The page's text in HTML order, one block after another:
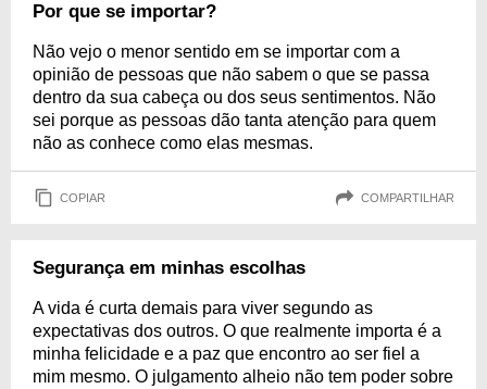
Por que se importar?
Não vejo o menor sentido em se importar com a
opinião de pessoas que não sabem o que se passa
dentro da sua cabeça ou dos seus sentimentos. Não
sei porque as pessoas dão tanta atenção para quem
não as conhece como elas mesmas.
COPIAR COMPARTILHAR
Segurança em minhas escolhas
A vida é curta demais para viver segundo as
expectativas dos outros. O que realmente importa é a
minha felicidade e a paz que encontro ao ser fiel a
mim mesmo. O julgamento alheio não tem poder sobre